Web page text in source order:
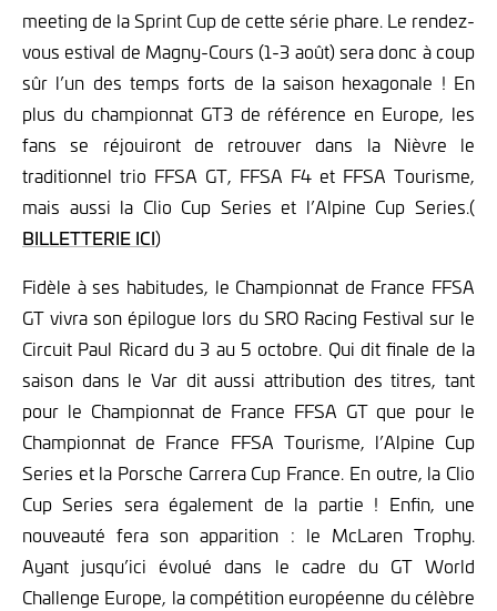
meeting de la Sprint Cup de cette série phare. Le rendez-
vous estival de Magny-Cours (1-3 août) sera donc à coup
sûr l’un des temps forts de la saison hexagonale ! En
plus du championnat GT3 de référence en Europe, les
fans se réjouiront de retrouver dans la Nièvre le
traditionnel trio FFSA GT, FFSA F4 et FFSA Tourisme,
mais aussi la Clio Cup Series et l’Alpine Cup Series.(
BILLETTERIE ICI)
Fidèle à ses habitudes, le Championnat de France FFSA
GT vivra son épilogue lors du SRO Racing Festival sur le
Circuit Paul Ricard du 3 au 5 octobre. Qui dit finale de la
saison dans le Var dit aussi attribution des titres, tant
pour le Championnat de France FFSA GT que pour le
Championnat de France FFSA Tourisme, l’Alpine Cup
Series et la Porsche Carrera Cup France. En outre, la Clio
Cup Series sera également de la partie ! Enfin, une
nouveauté fera son apparition : le McLaren Trophy.
Ayant jusqu’ici évolué dans le cadre du GT World
Challenge Europe, la compétition européenne du célèbre